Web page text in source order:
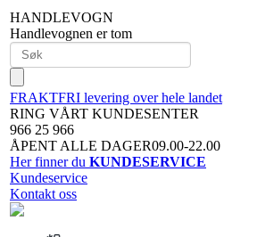
HANDLEVOGN
Handlevognen er tom
FRAKTFRI levering over hele landet
RING VÅRT KUNDESENTER
966 25 966
ÅPENT ALLE DAGER09.00-22.00
Her finner du KUNDESERVICE
Kundeservice
Kontakt oss